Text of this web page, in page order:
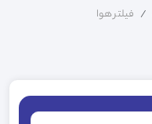
فیلتر هوا